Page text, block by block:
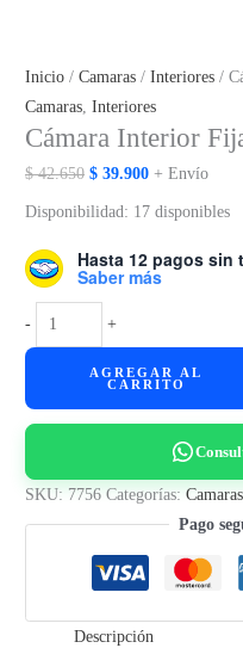
Inicio /Camaras /Interiores /
Camaras ,Interiores
Cámara Interior
$42.650 El
precio
era:
$ 39.900El
precio
es:
+ Envío
Disponibilidad: 17 disponibles
Hasta 12 pagos sin
Saber más
-
Cámara
Interior
+
AGREGAR AL
CARRITO
SKU:7756 Categorías:Camaras
Pago
Descripción